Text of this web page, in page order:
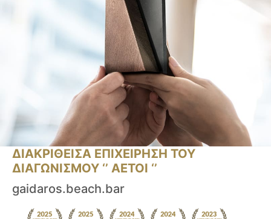
ΔΙΑΚΡΙΘΕΙΣΑ ΕΠΙΧΕΙΡΗΣΗ ΤΟΥ
ΔΙΑΓΩΝΙΣΜΟΥ ‘’ ΑΕΤΟΙ ‘’
gaidaros.beach.bar